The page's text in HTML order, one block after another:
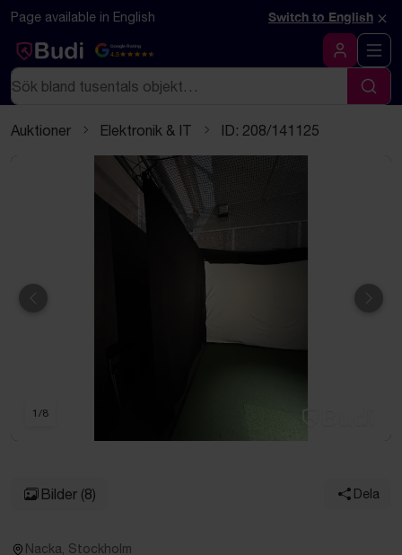
Hoppa till innehåll
Textbaserad (markdown) version av denna sida
Page available in English Switch to English ×
Google Rating
4.5
Logga in
Sök
Sök
Auktioner Elektronik & IT ID: 208/141125
Föregående
1 /8
Bilder (8) Dela
Nacka, Stockholm